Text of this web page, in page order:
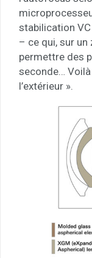
stabilication VC
– ce qui, sur
permettre des
seconde…
l’extérieur ».